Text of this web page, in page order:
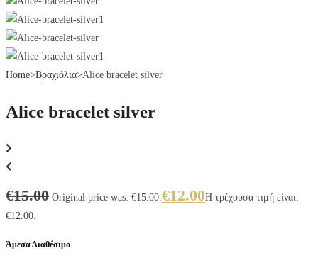
Home>Βραχιόλια>Alice bracelet silver
Alice bracelet silver
€15.00 Original price was: €15.00. €12.00Η τρέχουσα τιμή είναι:
€12.00.
Άμεσα Διαθέσιμο